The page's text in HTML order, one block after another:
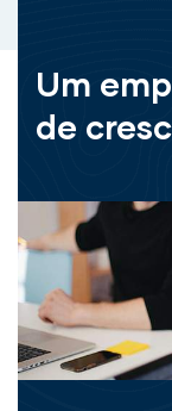
Um
de